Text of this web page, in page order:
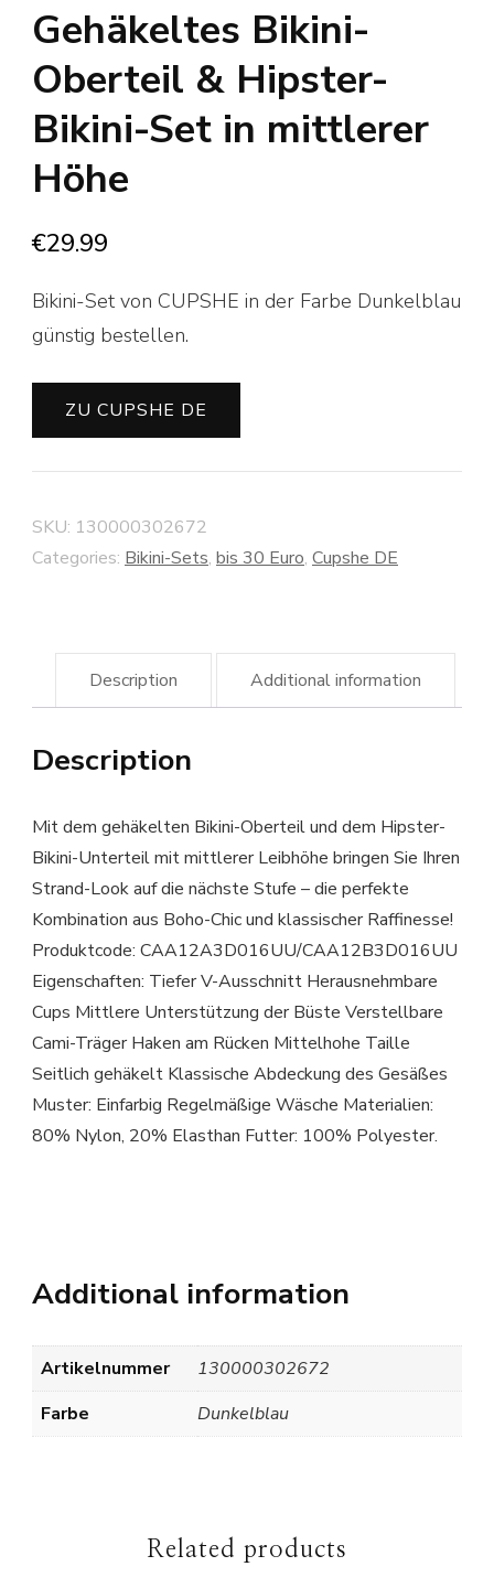
Gehäkeltes Bikini-
Oberteil & Hipster-
Bikini-Set in mittlerer
Höhe
€29.99
Bikini-Set von CUPSHE in der Farbe Dunkelblau
günstig bestellen.
ZU CUPSHE DE
SKU: 130000302672
Categories: Bikini-Sets, bis 30 Euro, Cupshe DE
Description Additional information
Description
Mit dem gehäkelten Bikini-Oberteil und dem Hipster-
Bikini-Unterteil mit mittlerer Leibhöhe bringen Sie Ihren
Strand-Look auf die nächste Stufe – die perfekte
Kombination aus Boho-Chic und klassischer Raffinesse!
Produktcode: CAA12A3D016UU/CAA12B3D016UU
Eigenschaften: Tiefer V-Ausschnitt Herausnehmbare
Cups Mittlere Unterstützung der Büste Verstellbare
Cami-Träger Haken am Rücken Mittelhohe Taille
Seitlich gehäkelt Klassische Abdeckung des Gesäßes
Muster: Einfarbig Regelmäßige Wäsche Materialien:
80% Nylon, 20% Elasthan Futter: 100% Polyester.
Additional information
Artikelnummer
130000302672
Farbe
Dunkelblau
Related products